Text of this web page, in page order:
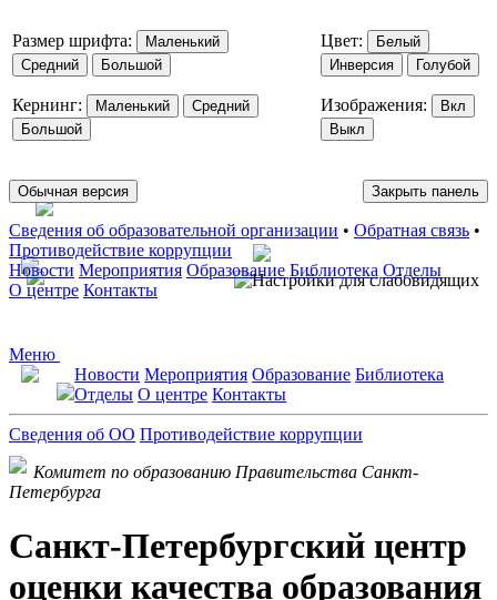
Размер шрифта:
Маленький
Средний
Большой
Кернинг: Маленький
Средний
Большой
Цвет:
Белый
Инверсия
Голубой
Изображения:
Вкл
Выкл
Обычная версия Закрыть панель
Сведения об образовательной организации • Обратная связь •
Противодействие коррупции
Новости Мероприятия Образование Библиотека Отделы
О центре Контакты
Меню
Новости Мероприятия Образование Библиотека
Отделы О центре Контакты
Сведения об ОО Противодействие коррупции
Комитет по образованию Правительства Санкт-
Петербурга
Санкт-Петербургский центр
оценки качества образования